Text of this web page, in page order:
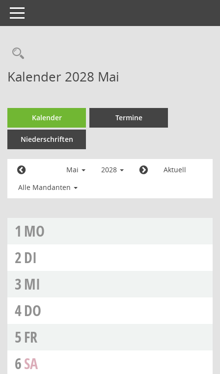
Toggle
navigation
Kalender 2028 Mai
Kalender Termine
Niederschriften
Mai 2028
Aktuell
Alle Mandanten
1 MO
2DI
3MI
4DO
5FR
6SA